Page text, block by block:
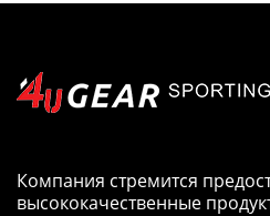
Компания стремится
высококачественные